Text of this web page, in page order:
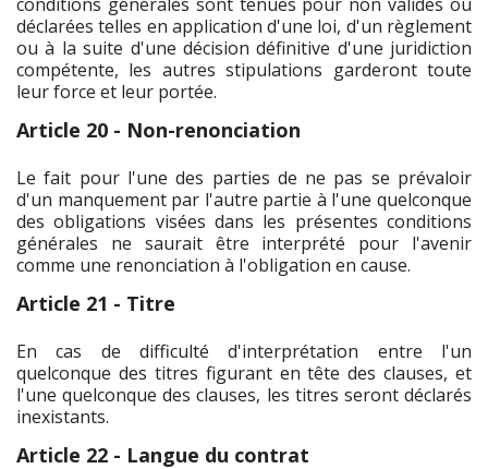
déclarées telles en application d'une loi, d'un règlement
ou à la suite d'une décision définitive d'une juridiction
compétente, les autres stipulations garderont toute
leur force et leur portée.
Article 20 - Non-renonciation
Le fait pour l'une des parties de ne pas se prévaloir
d'un manquement par l'autre partie à l'une quelconque
des obligations visées dans les présentes conditions
générales ne saurait être interprété pour l'avenir
comme une renonciation à l'obligation en cause.
Article 21 - Titre
En cas de difficulté d'interprétation entre l'un
quelconque des titres figurant en tête des clauses, et
l'une quelconque des clauses, les titres seront déclarés
inexistants.
Article 22 - Langue du contrat